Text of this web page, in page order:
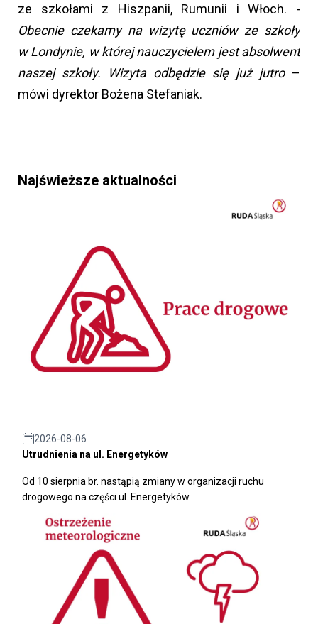
ze szkołami z Hiszpanii, Rumunii i Włoch. -
Obecnie czekamy na wizytę uczniów ze szkoły
w Londynie, w której nauczycielem jest absolwent
naszej szkoły. Wizyta odbędzie się już jutro–
mówi dyrektor Bożena Stefaniak.
Najświeższe aktualności
2026-08-06
Utrudnienia na ul. Energetyków
Od 10 sierpnia br. nastąpią zmiany w organizacji ruchu
drogowego na części ul. Energetyków.